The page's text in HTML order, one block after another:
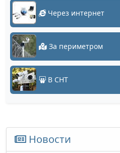
Через интернет
За периметром
В СНТ
Новости